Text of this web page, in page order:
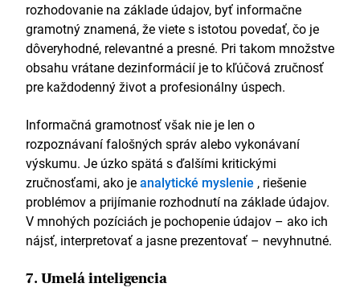
rozhodovanie na základe údajov, byť informačne
gramotný znamená, že viete s istotou povedať, čo je
dôveryhodné, relevantné a presné. Pri takom množstve
obsahu vrátane dezinformácií je to kľúčová zručnosť
pre každodenný život a profesionálny úspech.
Informačná gramotnosť však nie je len o
rozpoznávaní falošných správ alebo vykonávaní
výskumu. Je úzko spätá s ďalšími kritickými
zručnosťami, ako jeanalytické myslenie , riešenie
problémov a prijímanie rozhodnutí na základe údajov.
V mnohých pozíciách je pochopenie údajov – ako ich
nájsť, interpretovať a jasne prezentovať – nevyhnutné.
7. Umelá inteligencia